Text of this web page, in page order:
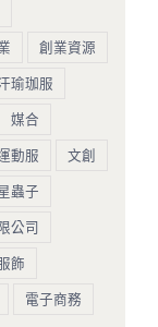
創業資源
瑜珈服
媒合
動服
文創
蟲子
公司
飾
電子商務